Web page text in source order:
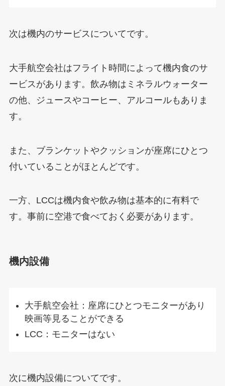
次は機内のサービスについてです。
大手航空会社はフライト時間によって機内食のサ
ービスがあります。飲み物はミネラルウォーター
の他、ジュースやコーヒー、アルコールもありま
す。
また、ブランケットやクッションが座席にひとつ
付いていることがほとんどです。
一方、LCCは機内食や飲み物は基本的に有料で
す。事前に空港で食べておく必要があります。
機内設備
大手航空会社：座席にひとつモニターがあり
映画等見ることができる
LCC：モニターはない
次に機内設備についてです。